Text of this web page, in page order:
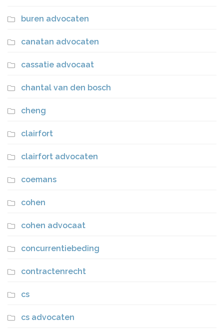
buren advocaten
canatan advocaten
cassatie advocaat
chantal van den bosch
cheng
clairfort
clairfort advocaten
coemans
cohen
cohen advocaat
concurrentiebeding
contractenrecht
cs
cs advocaten